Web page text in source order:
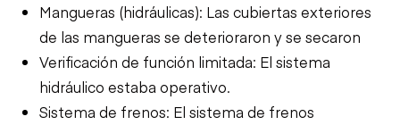
Mangueras (hidráulicas): Las cubiertas exteriores
de las mangueras se deterioraron y se secaron
Verificación de función limitada: El sistema
hidráulico estaba operativo.
Sistema de frenos: El sistema de frenos